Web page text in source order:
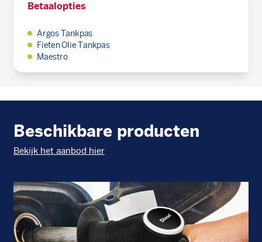
Betaalopties
Argos Tankpas
Fieten Olie Tankpas
Maestro
Beschikbare producten
Bekijk het aanbod hier